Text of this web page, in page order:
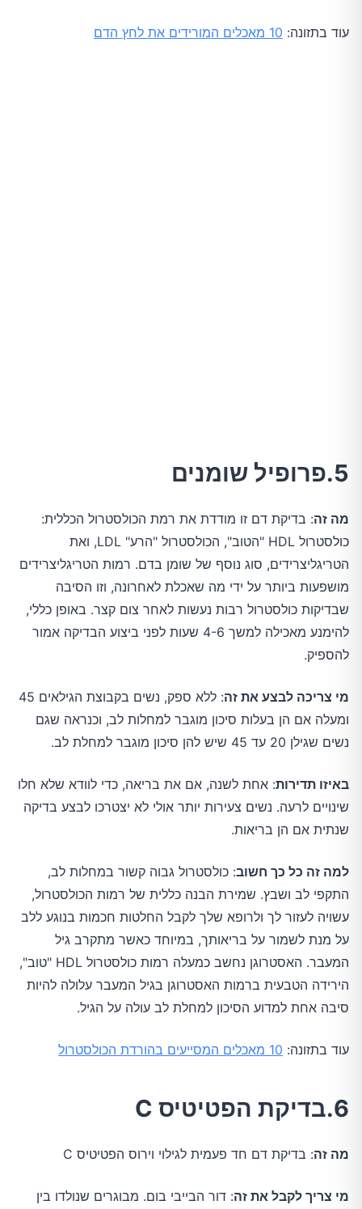
עוד בתזונה: 10 מאכלים המורידים את לחץ הדם
5.פרופיל שומנים
מה זה: בדיקת דם זו מודדת את רמת הכולסטרול הכללית:
כולסטרול HDL "הטוב", הכולסטרול "הרע" LDL, ואת
הטריגליצרידים, סוג נוסף של שומן בדם. רמות הטריגליצרידים
מושפעות ביותר על ידי מה שאכלת לאחרונה, וזו הסיבה
שבדיקות כולסטרול רבות נעשות לאחר צום קצר. באופן כללי,
להימנע מאכילה למשך 4-6 שעות לפני ביצוע הבדיקה אמור
להספיק.
מי צריכה לבצע את זה
: ללא ספק, נשים בקבוצת הגילאים 45
ומעלה אם הן בעלות סיכון מוגבר למחלות לב, וכנראה שגם
נשים שגילן 20 עד 45 שיש להן סיכון מוגבר למחלת לב.
באיזו תדירות: אחת לשנה, אם את בריאה, כדי לוודא שלא חלו
שינויים לרעה. נשים צעירות יותר אולי לא יצטרכו לבצע בדיקה
שנתית אם הן בריאות.
למה זה כל כך חשוב: כולסטרול גבוה קשור במחלות לב,
התקפי לב ושבץ. שמירת הבנה כללית של רמות הכולסטרול,
עשויה לעזור לך ולרופא שלך לקבל החלטות חכמות בנוגע ללב
על מנת לשמור על בריאותך, במיוחד כאשר מתקרב גיל
המעבר. האסטרוגן נחשב כמעלה רמות כולסטרול HDL "טוב",
הירידה הטבעית ברמות האסטרוגן בגיל המעבר עלולה להיות
סיבה אחת למדוע הסיכון למחלת לב עולה על הגיל.
עוד בתזונה: 10 מאכלים המסייעים בהורדת הכולסטרול
6.בדיקת הפטיטיס C
מה זה: בדיקת דם חד פעמית לגילוי וירוס הפטיטיס C
מי צריך לקבל את זה: דור הבייבי בום. מבוגרים שנולדו בין